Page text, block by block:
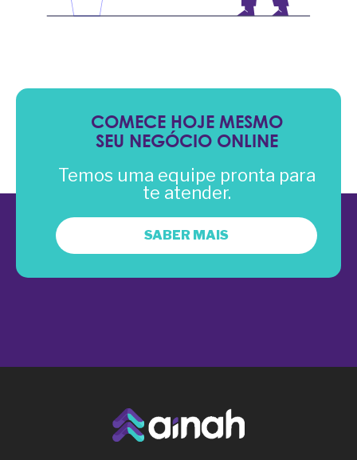
COMECE HOJE MESMO
SEU NEGÓCIO ONLINE
Temos uma equipe pronta para
te atender.
SABER MAIS